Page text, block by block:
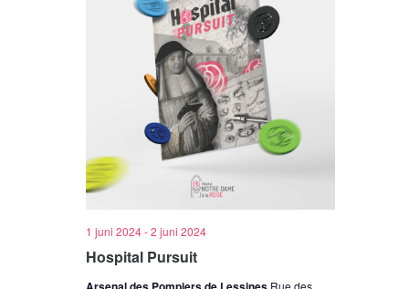
Hospital Pursuit
1 juni 2024-2 juni 2024
Rue des